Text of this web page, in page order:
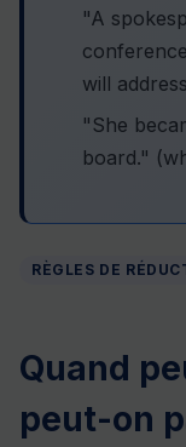
"A
will
"She
board."
RÈGLES DE
Quand
peut-on